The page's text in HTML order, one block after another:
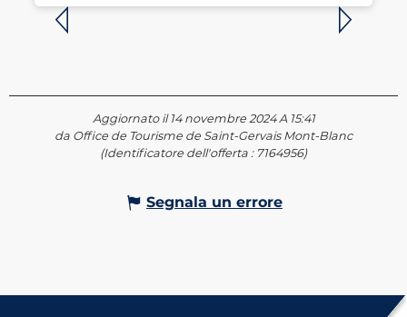
Aggiornato il 14 novembre 2024 A 15:41
da Office de Tourisme de Saint-Gervais Mont-Blanc
(Identificatore dell'offerta : 7164956)
Segnala un errore